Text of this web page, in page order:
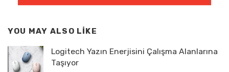
YOU MAY ALSO LIKE
Logitech Yazın Enerjisini Çalışma Alanlarına
Taşıyor